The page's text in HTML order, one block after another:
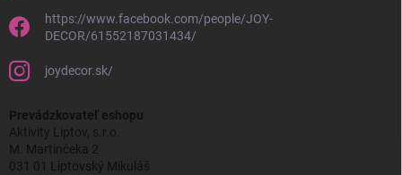
https://www.facebook.com/people/JOY-
DECOR/61552187031434/
joydecor.sk/
Prevádzkovateľ eshopu
Aktivity Liptov, s.r.o.
M. Martinčeka 2
031 01 Liptovský Mikuláš